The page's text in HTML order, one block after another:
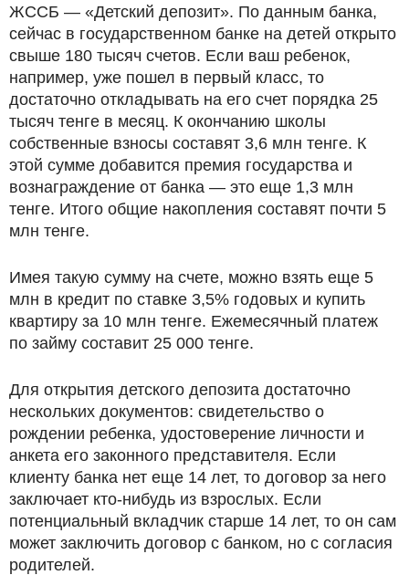
ЖССБ — «Детский депозит». По данным банка,
сейчас в государственном банке на детей открыто
свыше 180 тысяч счетов. Если ваш ребенок,
например, уже пошел в первый класс, то
достаточно откладывать на его счет порядка 25
тысяч тенге в месяц. К окончанию школы
собственные взносы составят 3,6 млн тенге. К
этой сумме добавится премия государства и
вознаграждение от банка — это еще 1,3 млн
тенге. Итого общие накопления составят почти 5
млн тенге.
Имея такую сумму на счете, можно взять еще 5
млн в кредит по ставке 3,5% годовых и купить
квартиру за 10 млн тенге. Ежемесячный платеж
по займу составит 25 000 тенге.
Для открытия детского депозита достаточно
нескольких документов: свидетельство о
рождении ребенка, удостоверение личности и
анкета его законного представителя. Если
клиенту банка нет еще 14 лет, то договор за него
заключает кто-нибудь из взрослых. Если
потенциальный вкладчик старше 14 лет, то он сам
может заключить договор с банком, но с согласия
родителей.